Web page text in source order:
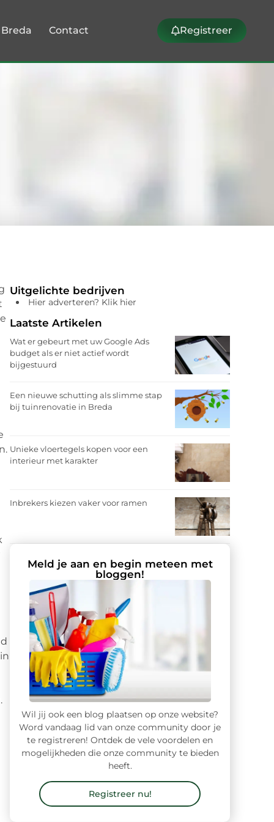
Contact Registreer
Uitgelichte bedrijven
Hier adverteren? Klik hier
Laatste Artikelen
Wat er gebeurt met uw Google Ads
budget als er niet actief wordt
bijgestuurd
Een nieuwe schutting als slimme stap
bij tuinrenovatie in Breda
Unieke vloertegels kopen voor een
interieur met karakter
Inbrekers kiezen vaker voor ramen
Meld je aan en begin meteen met
bloggen!
Wil jij ook een blog plaatsen op onze website?
Word vandaag lid van onze community door je
te registreren! Ontdek de vele voordelen en
mogelijkheden die onze community te bieden
heeft.
Registreer nu!